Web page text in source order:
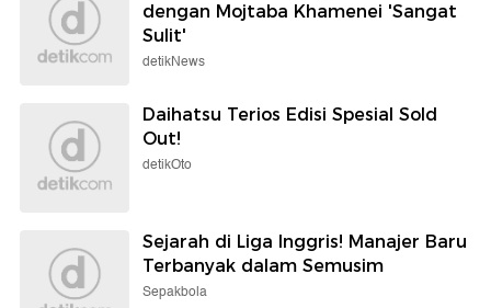
dengan Mojtaba Khamenei 'Sangat
Sulit'
detikNews
Daihatsu Terios Edisi Spesial Sold
Out!
detikOto
Sejarah di Liga Inggris! Manajer Baru
Terbanyak dalam Semusim
Sepakbola